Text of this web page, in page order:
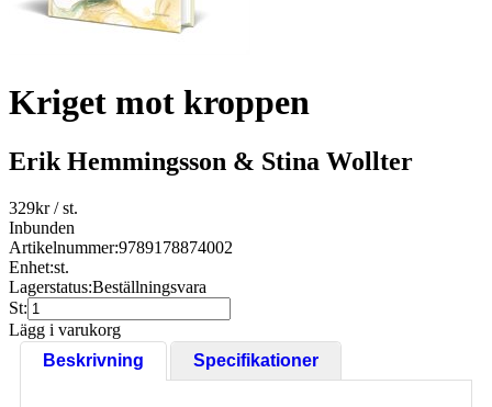
Kriget mot kroppen
Erik Hemmingsson & Stina Wollter
329kr/ st.
Inbunden
Artikelnummer:9789178874002
Enhet:st.
Lagerstatus:Beställningsvara
St:
Lägg i varukorg
Beskrivning
Specifikationer